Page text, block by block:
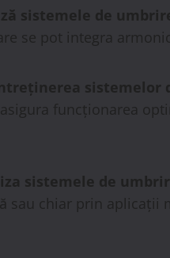
sistemele de
se pot integra
sistemelor
funcționarea
sistemele de
sau chiar prin aplicații